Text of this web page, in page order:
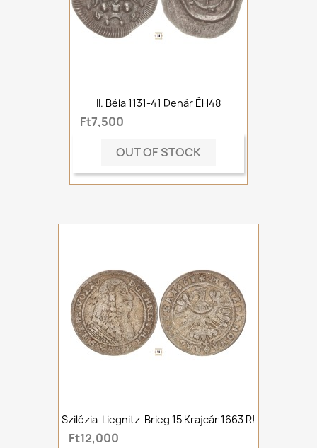
II. Béla 1131-41 Denár ÉH48
Ft7,500
OUT OF STOCK
Szilézia-Liegnitz-Brieg 15 Krajcár 1663 R!
Ft12,000